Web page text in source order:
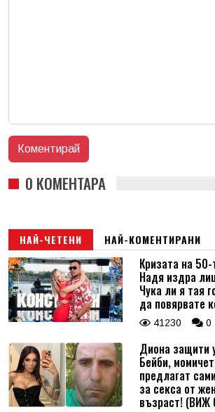
0 КОМЕНТАРА
НАЙ-ЧЕТЕНИ НАЙ-КОМЕНТИРАНИ
Кризата на
Надя издра
Чука ли я тая
да повярвате
41230 0
Диона защити
Бейби,
предлагат
за секса от
възраст!